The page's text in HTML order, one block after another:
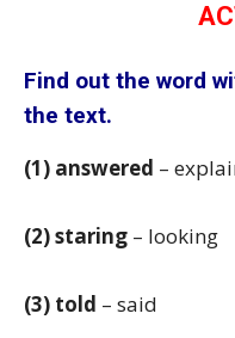
Find out the word
the text.
(1) answered –
(2) staring – looking
(3) told – said